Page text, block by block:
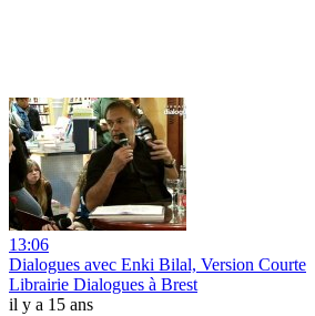
13:06
Dialogues avec Enki Bilal, Version Courte
Librairie Dialogues à Brest
il y a 15 ans